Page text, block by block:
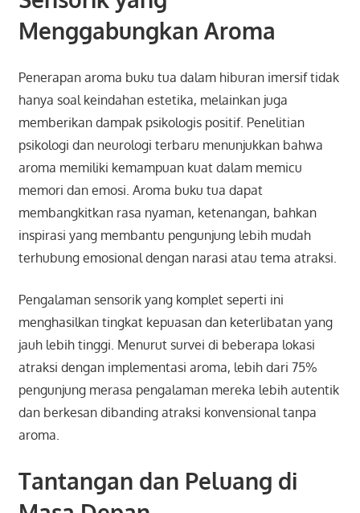
Menggabungkan Aroma
Penerapan aroma buku tua dalam hiburan imersif tidak
hanya soal keindahan estetika, melainkan juga
memberikan dampak psikologis positif. Penelitian
psikologi dan neurologi terbaru menunjukkan bahwa
aroma memiliki kemampuan kuat dalam memicu
memori dan emosi. Aroma buku tua dapat
membangkitkan rasa nyaman, ketenangan, bahkan
inspirasi yang membantu pengunjung lebih mudah
terhubung emosional dengan narasi atau tema atraksi.
Pengalaman sensorik yang komplet seperti ini
menghasilkan tingkat kepuasan dan keterlibatan yang
jauh lebih tinggi. Menurut survei di beberapa lokasi
atraksi dengan implementasi aroma, lebih dari 75%
pengunjung merasa pengalaman mereka lebih autentik
dan berkesan dibanding atraksi konvensional tanpa
aroma.
Tantangan dan Peluang di